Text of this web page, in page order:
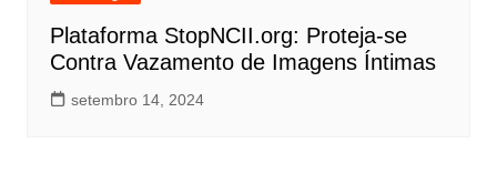
Plataforma StopNCII.org: Proteja-se
Contra Vazamento de Imagens Íntimas
setembro 14, 2024